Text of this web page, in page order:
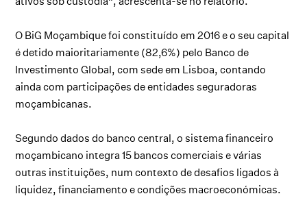
O BiG Moçambique foi constituído em 2016 e o seu capital
é detido maioritariamente (82,6%) pelo Banco de
Investimento Global, com sede em Lisboa, contando
ainda com participações de entidades seguradoras
moçambicanas.
Segundo dados do banco central, o sistema financeiro
moçambicano integra 15 bancos comerciais e várias
outras instituições, num contexto de desafios ligados à
liquidez, financiamento e condições macroeconómicas.